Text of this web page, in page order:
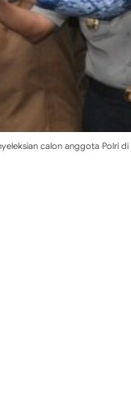
calon anggota Polri